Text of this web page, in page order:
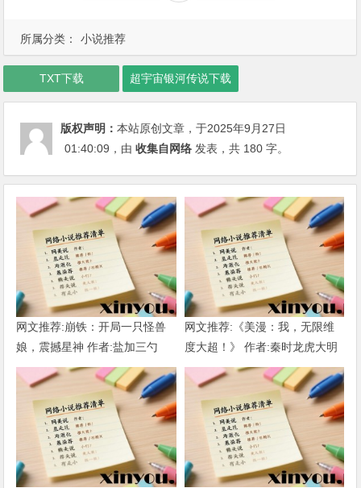
所属分类： 小说推荐
TXT下载 超宇宙银河传说下载
版权声明：本站原创文章，于2025年9月27日
01:40:09 ，由收集自网络 发表，共 180 字。
网文推荐:崩铁：开局一只怪兽
娘，震撼星神 作者:盐加三勺
（1-218）TXT下载
网文推荐:《美漫：我，无限维
度大超！》 作者:秦时龙虎大明
1-802章 TXT下载